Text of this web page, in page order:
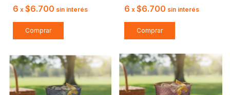
6 x $6.700 sin interés 6 x $6.700 sin interés